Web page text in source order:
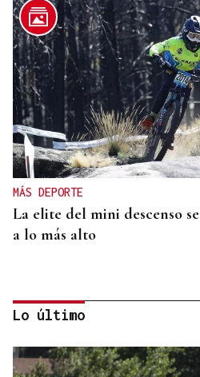
MÁS DEPORTE
La elite del mini descenso
a lo más alto
Lo último